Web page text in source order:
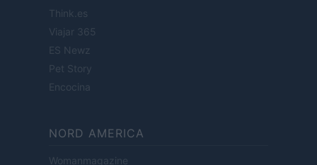
Think.es
Viajar 365
ES Newz
Pet Story
Encocina
NORD AMERICA
Womanmagazine